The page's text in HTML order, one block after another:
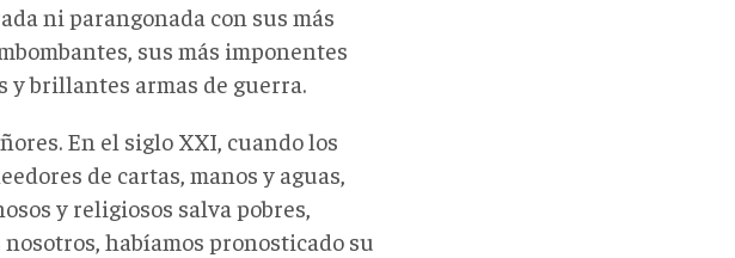
ni parangonada con sus más
sus más imponentes
y brillantes armas de guerra.
En el siglo XXI, cuando los
de cartas, manos y aguas,
y religiosos salva pobres,
habíamos pronosticado su